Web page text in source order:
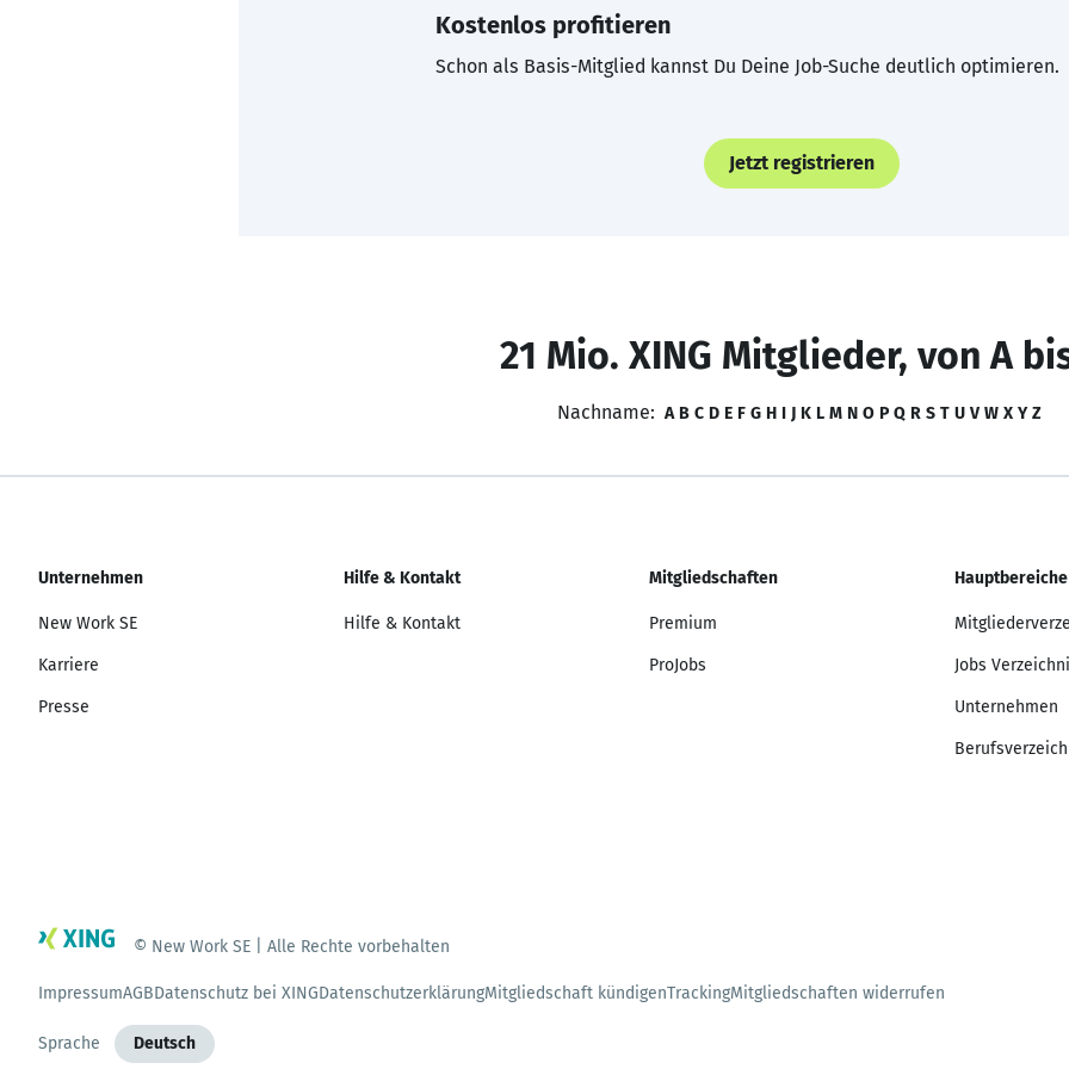
Kostenlos profitieren
Schon als Basis-Mitglied kannst Du Deine Job-Suche deutlich optimieren.
Jetzt registrieren
21 Mio. XING Mitglieder, von A
Nachname: A B C D E F G H I J K L M N O P Q R S T U V W X Y Z
Unternehmen
New Work SE
Karriere
Presse
Hilfe & Kontakt
Hilfe & Kontakt
Mitgliedschaften
Premium
ProJobs
Hauptbereiche
Jobs
Unternehmen
© New Work SE | Alle Rechte vorbehalten
ImpressumAGBDatenschutz bei XINGDatenschutzerklärungMitgliedschaft kündigenTrackingMitgliedschaften widerrufen
Sprache Deutsch